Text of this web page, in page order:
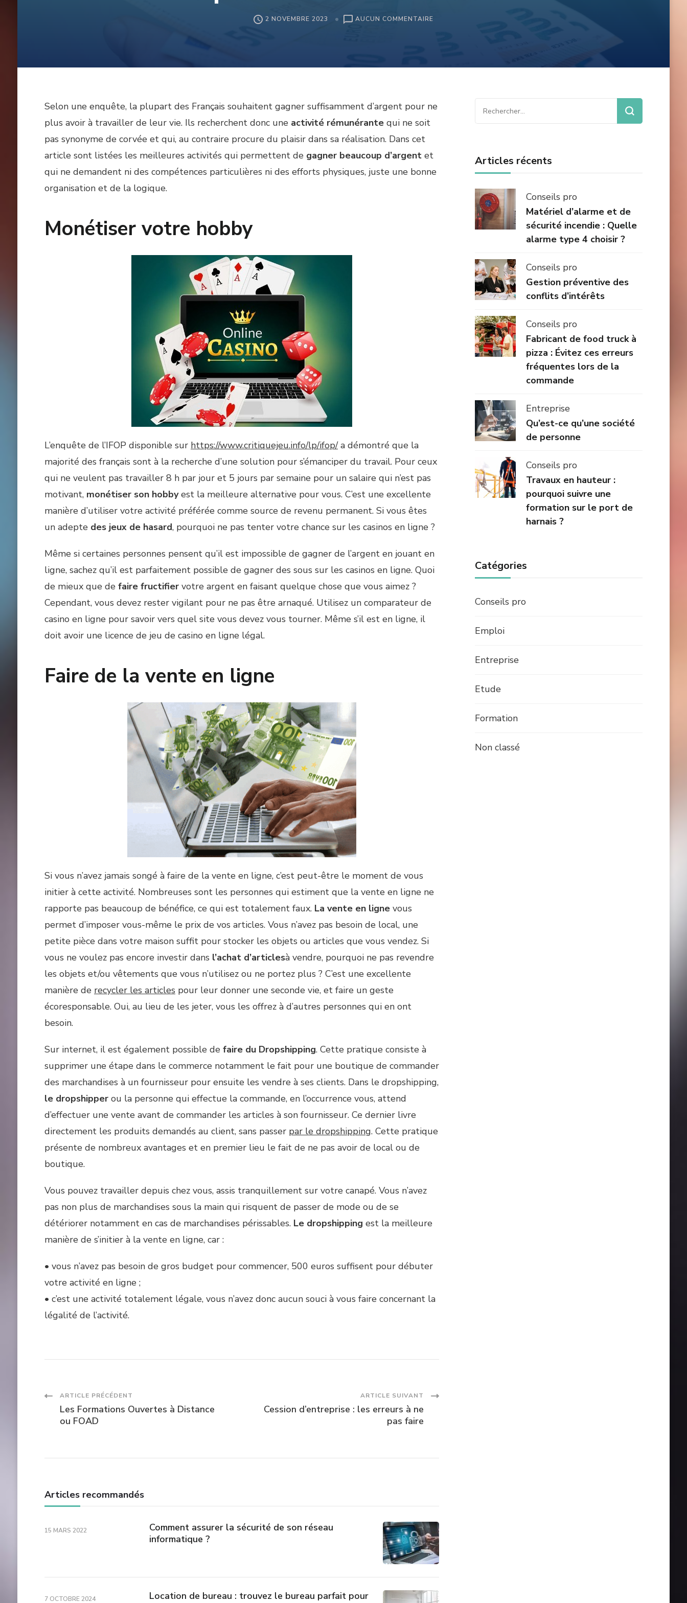
2 NOVEMBRE 2023 AUCUN COMMENTAIRESUR
AVOIR
Selon une enquête, la plupart des Français souhaitent gagner suffisamment d’argent pour ne
plus avoir à travailler de leur vie. Ils recherchent donc une activité rémunérantequi ne soit
pas synonyme de corvée et qui, au contraire procure du plaisir dans sa réalisation. Dans cet
article sont listées les meilleures activités qui permettent de gagner beaucoup d’argentet
qui ne demandent ni des compétences particulières ni des efforts physiques, juste une bonne
organisation et de la logique.
Monétiser votre hobby
L’enquête de l’IFOP disponible sur https://www.critiquejeu.info/lp/ifop/a démontré que la
majorité des français sont à la recherche d’une solution pour s’émanciper du travail. Pour ceux
qui ne veulent pas travailler 8 h par jour et 5 jours par semaine pour un salaire qui n’est pas
motivant, monétiser son hobbyest la meilleure alternative pour vous. C’est une excellente
manière d’utiliser votre activité préférée comme source de revenu permanent. Si vous êtes
un adepte des jeux de hasard, pourquoi ne pas tenter votre chance sur les casinos en ligne ?
Même si certaines personnes pensent qu’il est impossible de gagner de l’argent en jouant en
ligne, sachez qu’il est parfaitement possible de gagner des sous sur les casinos en ligne. Quoi
de mieux que de faire fructifiervotre argent en faisant quelque chose que vous aimez ?
Cependant, vous devez rester vigilant pour ne pas être arnaqué. Utilisez un comparateur de
casino en ligne pour savoir vers quel site vous devez vous tourner. Même s’il est en ligne, il
doit avoir une licence de jeu de casino en ligne légal.
Faire de la vente en ligne
Si vous n’avez jamais songé à faire de la vente en ligne, c’est peut-être le moment de vous
initier à cette activité. Nombreuses sont les personnes qui estiment que la vente en ligne ne
rapporte pas beaucoup de bénéfice, ce qui est totalement faux. La vente en lignevous
permet d’imposer vous-même le prix de vos articles. Vous n’avez pas besoin de local, une
petite pièce dans votre maison suffit pour stocker les objets ou articles que vous vendez. Si
vous ne voulez pas encore investir dans l’achat d’articlesà vendre, pourquoi ne pas revendre
les objets et/ou vêtements que vous n’utilisez ou ne portez plus ? C’est une excellente
manière de recycler les articles pour leur donner une seconde vie, et faire un geste
écoresponsable. Oui, au lieu de les jeter, vous les offrez à d’autres personnes qui en ont
besoin.
Sur internet, il est également possible de faire du Dropshipping. Cette pratique consiste à
supprimer une étape dans le commerce notamment le fait pour une boutique de commander
des marchandises à un fournisseur pour ensuite les vendre à ses clients. Dans le dropshipping,
le dropshipperou la personne qui effectue la commande, en l’occurrence vous, attend
d’effectuer une vente avant de commander les articles à son fournisseur. Ce dernier livre
directement les produits demandés au client, sans passer par le dropshipping. Cette pratique
présente de nombreux avantages et en premier lieu le fait de ne pas avoir de local ou de
boutique.
Vous pouvez travailler depuis chez vous, assis tranquillement sur votre canapé. Vous n’avez
pas non plus de marchandises sous la main qui risquent de passer de mode ou de se
détériorer notamment en cas de marchandises périssables. Le dropshipping est la meilleure
manière de s’initier à la vente en ligne, car :
• vous n’avez pas besoin de gros budget pour commencer, 500 euros suffisent pour débuter
votre activité en ligne ;
• c’est une activité totalement légale, vous n’avez donc aucun souci à vous faire concernant la
légalité de l’activité.
Navigation
des
articles
ARTICLE PRÉCÉDENT
Les Formations Ouvertes à Distance
ou FOAD
ARTICLE SUIVANT
Cession d’entreprise : les erreurs à ne
pas faire
Articles recommandés
15 MARS 2022
Comment assurer la sécurité de son réseau
informatique ?
7 OCTOBRE 2024
Location de bureau : trouvez le bureau parfait pour
Rechercher :
Articles récents
Conseils pro
Matériel d’alarme et de
sécurité incendie : Quelle
alarme type 4 choisir ?
Conseils pro
Gestion préventive des
conflits d’intérêts
Conseils pro
Fabricant de food truck à
pizza : Évitez ces erreurs
fréquentes lors de la
commande
Entreprise
Qu’est-ce qu’une société
de personne
Conseils pro
Travaux en hauteur :
pourquoi suivre une
formation sur le port de
harnais ?
Catégories
Conseils pro
Emploi
Entreprise
Etude
Formation
Non classé